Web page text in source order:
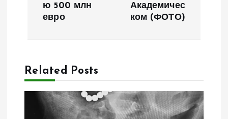
ц
ю 500 млн
евро
Академичес
ком (ФОТО)
Related Posts